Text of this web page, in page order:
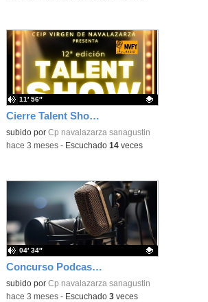
Cierre Talent Show 2026 – Entrevista final
Contenido educativo.
subido por Cp navalazarza sanagustin
11′ 56″
-hace 3 meses- Escuchado 14veces
Concurso Podcast RNE
Contenido educativo.
subido por Cp navalazarza sanagustin
04′ 34″
-hace 3 meses- Escuchado 3veces